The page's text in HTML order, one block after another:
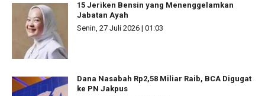
15 Jeriken Bensin yang Menenggelamkan
Jabatan Ayah
Senin, 27 Juli 2026 | 01:03
Dana Nasabah Rp2,58 Miliar Raib, BCA Digugat
ke PN Jakpus